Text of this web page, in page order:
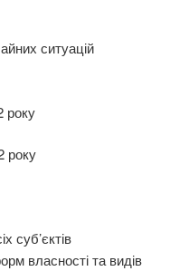
ситуацій
року
року
суб’єктів
власності та видів